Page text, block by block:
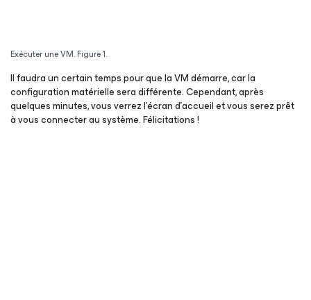
Exécuter une VM. Figure 1.
Il faudra un certain temps pour que la VM démarre, car la
configuration matérielle sera différente. Cependant, après
quelques minutes, vous verrez l’écran d’accueil et vous serez prêt
à vous connecter au système. Félicitations !